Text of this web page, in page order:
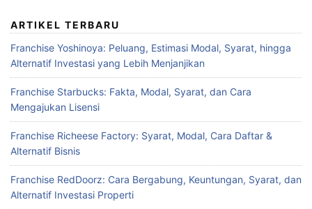
ARTIKEL TERBARU
Franchise Yoshinoya: Peluang, Estimasi Modal, Syarat, hingga
Alternatif Investasi yang Lebih Menjanjikan
Franchise Starbucks: Fakta, Modal, Syarat, dan Cara
Mengajukan Lisensi
Franchise Richeese Factory: Syarat, Modal, Cara Daftar &
Alternatif Bisnis
Franchise RedDoorz: Cara Bergabung, Keuntungan, Syarat, dan
Alternatif Investasi Properti